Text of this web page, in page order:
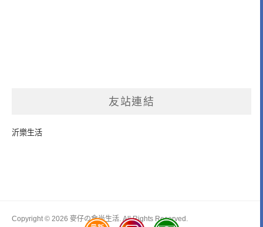
友站連結
沂樂生活
Copyright © 2026 麥仔の食尚生活. All Rights Reserved.